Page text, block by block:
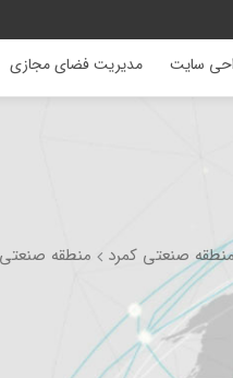
سایت مدیریت فضای مجازی
صنعتی کمرد منطقه